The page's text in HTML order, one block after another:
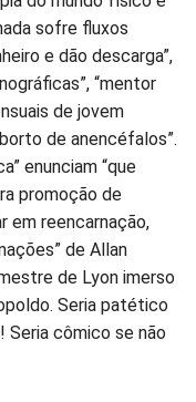
sofre fluxos
e dão descarga”,
“mentor
de jovem
de anencéfalos”.
enunciam “que
promoção de
em reencarnação,
de Allan
de Lyon imerso
Seria patético
Seria cômico se não